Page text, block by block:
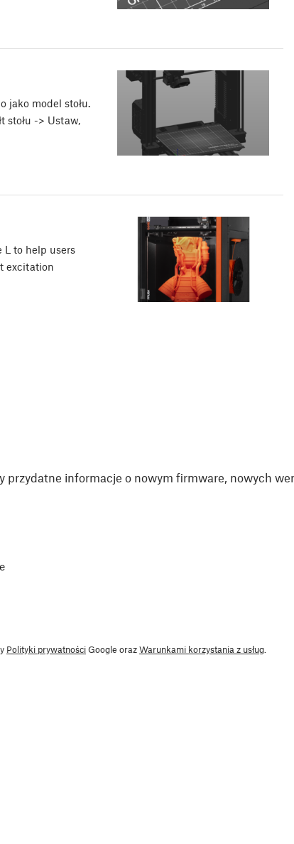
jako model stołu.
stołu -> Ustaw,
L to help users
excitation
przydatne informacje o nowym firmware, nowych
Polityki prywatnościGoogle orazWarunkami korzystania z usług